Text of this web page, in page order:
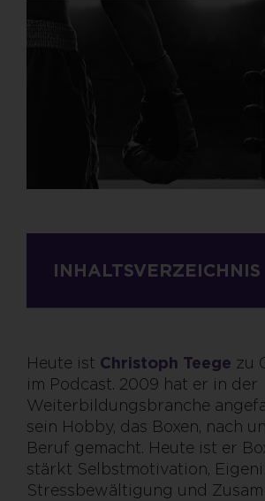
INHALTSVERZEICHNIS
Heute ist Christoph Teege zu
im Podcast. 2009 hat er in der
Weiterbildungsbranche
sein Hobby, das Boxen, nach
Beruf gemacht. Heute ist er
stärkt Selbstmotivation,
Stressbewältigung und